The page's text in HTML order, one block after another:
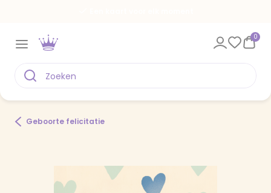
0
Geboorte felicitatie